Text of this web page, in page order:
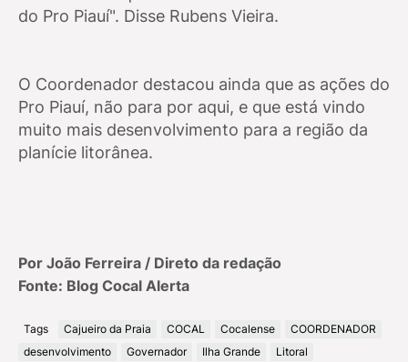
do Pro Piauí". Disse Rubens Vieira.
O Coordenador destacou ainda que as ações do
Pro Piauí, não para por aqui, e que está vindo
muito mais desenvolvimento para a região da
planície litorânea.
Por João Ferreira / Direto da redação
Fonte: Blog Cocal Alerta
Tags Cajueiro da Praia COCAL Cocalense
COORDENADOR
desenvolvimento
Governador Ilha Grande
Litoral